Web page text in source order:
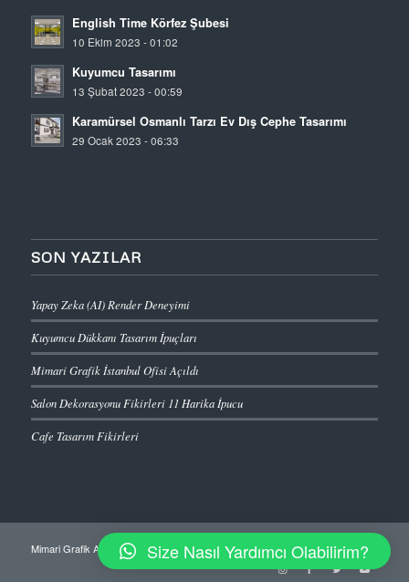
English Time Körfez Şubesi
10 Ekim 2023 - 01:02
Kuyumcu Tasarımı
13 Şubat 2023 - 00:59
Karamürsel Osmanlı Tarzı Ev Dış Cephe Tasarımı
29 Ocak 2023 - 06:33
SON YAZILAR
Yapay Zeka (AI) Render Deneyimi
Kuyumcu Dükkanı Tasarım İpuçları
Mimari Grafik İstanbul Ofisi Açıldı
Salon Dekorasyonu Fikirleri 11 Harika İpucu
Cafe Tasarım Fikirleri
Mimari Grafik Animasyon Tasarım,Ay-Em Bilişim & KodKurdu
Size Nasıl Yardımcı Olabilirim?